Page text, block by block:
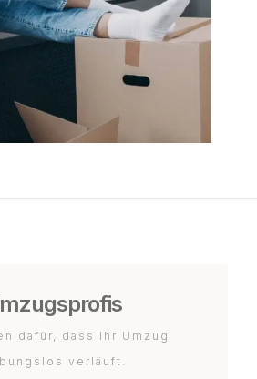
dafür, dass Ihr Umzug
verläuft.